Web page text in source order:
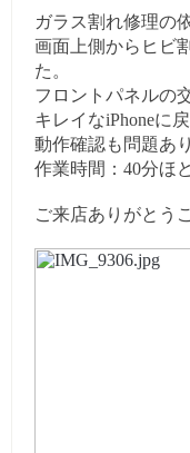
ガラス割れ修理の
画面上側からヒビ
た。
フロントパネルの
キレイなiPhoneに
動作確認も問題あ
作業時間：40分ほ
ご来店ありがとう